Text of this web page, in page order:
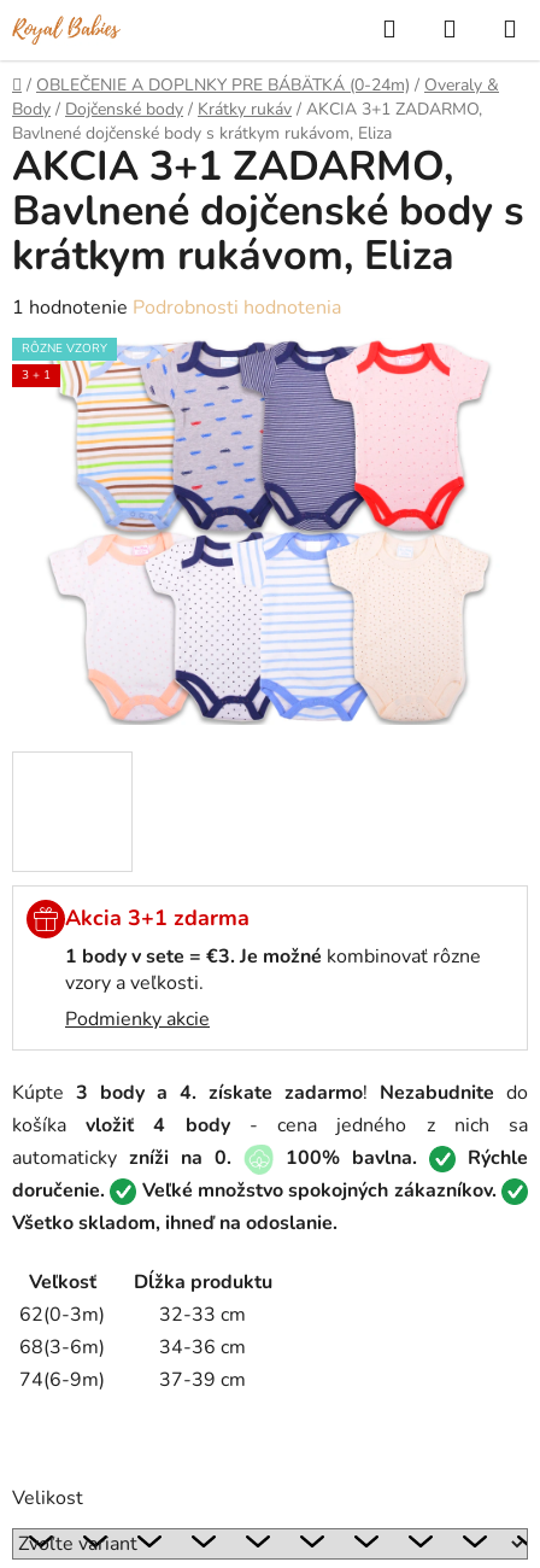
Prejsť
na
obsah
Hľadať
KOŠÍK
Domov
/ OBLEČENIE A DOPLNKY PRE BÁBÄTKÁ (0-24m) / Overaly &
Body / Dojčenské body / Krátky rukáv / AKCIA 3+1 ZADARMO,
Bavlnené dojčenské body s krátkym rukávom, Eliza
Kúpte 3 body a 4. získate zadarmo! Nezabudnite do
košíkavložiť 4 body- cena jedného z nich sa
automaticky zníži na 0. 100% bavlna.
Rýchle
doručenie.
Veľké množstvo spokojných zákazníkov.
Všetko skladom, ihneď na odoslanie.
Veľkosť
Dĺžka produktu
62(0-3m)
32-33 cm
68(3-6m)
34-36 cm
74(6-9m)
37-39 cm
Velikost
Akcia 3+1 zdarma
1 body v sete = €3. Je možné kombinovať rôzne
vzory a veľkosti.
Podmienky akcie
AKCIA 3+1 ZADARMO,
Bavlnené dojčenské body s
krátkym rukávom, Eliza
Priemerné
hodnotenie
produktu
hviezdičiek.
1 hodnotenie Podrobnosti hodnotenia
RÔZNE VZORY
3 + 1